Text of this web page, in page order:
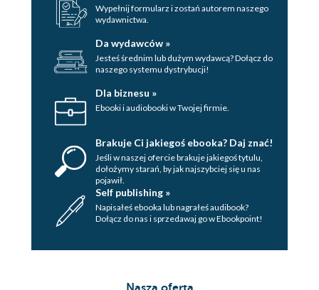
Wypełnij formularz i zostań autorem naszego
wydawnictwa.
Da wydawców »
Jesteś średnim lub dużym wydawcą? Dołącz do
naszego systemu dystrybucji!
Dla biznesu »
Ebooki i audiobooki w Twojej firmie.
Brakuje Ci jakiegoś ebooka? Daj znać!
Jeśli w naszej ofercie brakuje jakiegoś tytulu,
dołożymy starań, by jak najszybciej się u nas
pojawił.
Self publishing »
Napisałeś ebooka lub nagrałeś audibook?
Dołącz do nas i sprzedawaj go w Ebookpoint!